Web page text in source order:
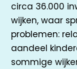
circa 36.000
wijken, waar
problemen:
aandeel
sommige